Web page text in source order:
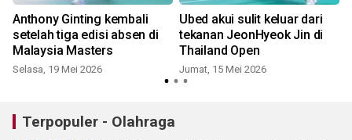
Anthony Ginting kembali
setelah tiga edisi absen di
Malaysia Masters
Selasa, 19 Mei 2026
Ubed akui sulit keluar dari
tekanan JeonHyeok Jin di
Thailand Open
Jumat, 15 Mei 2026
Terpopuler - Olahraga